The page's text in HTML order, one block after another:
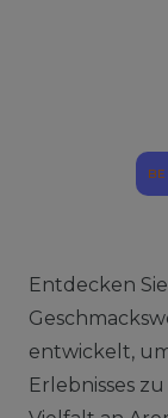
Entdecken
entwickelt,
Erlebnisses